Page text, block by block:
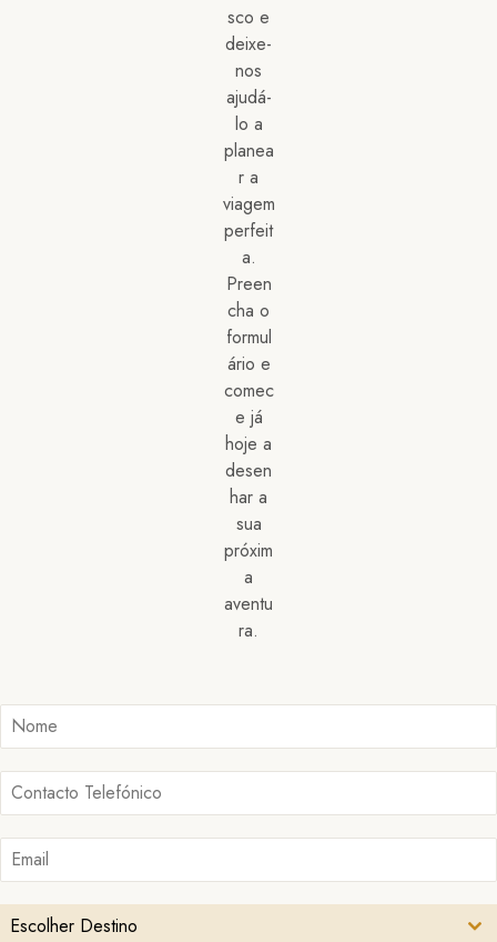
sco e
deixe-
nos
ajudá-
lo a
planea
r a
viagem
perfeit
a.
Preen
cha o
formul
ário e
comec
e já
hoje a
desen
har a
sua
próxim
a
aventu
ra.
Escolher Destino